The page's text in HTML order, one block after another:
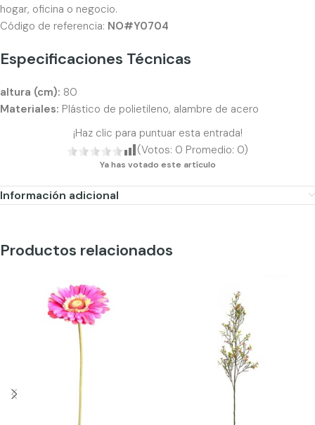
hogar, oficina o negocio.
Código de referencia: NO#Y0704
Especificaciones Técnicas
altura (cm): 80
Materiales: Plástico de polietileno, alambre de acero
¡Haz clic para puntuar esta entrada!
(Votos: 0 Promedio: 0)
Ya has votado este artículo
Información adicional
Productos relacionados